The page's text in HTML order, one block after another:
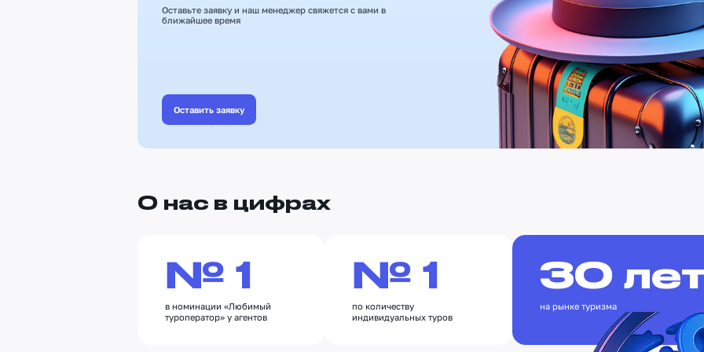
Оставьте заявку и наш менеджер свяжется с вами в
ближайшее время
Оставить заявку
О нас в цифрах
№ 1
в номинации «Любимый
туроператор» у агентов
№ 1
по количеству
индивидуальных туров
30
на рынке туризма